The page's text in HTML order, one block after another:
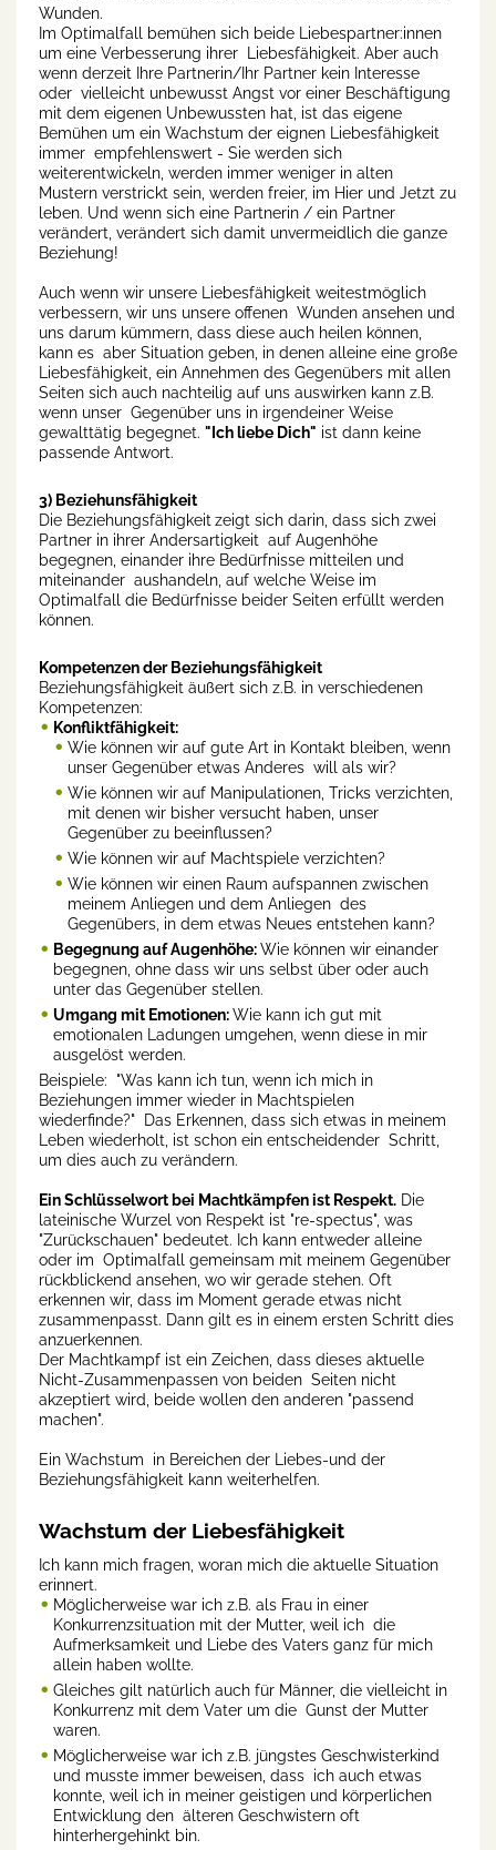
Wunden.
Im Optimalfall bemühen sich beide Liebespartner:innen
um eine Verbesserung ihrer Liebesfähigkeit. Aber auch
wenn derzeit Ihre Partnerin/Ihr Partner kein Interesse
oder vielleicht unbewusst Angst vor einer Beschäftigung
mit dem eigenen Unbewussten hat, ist das eigene
Bemühen um ein Wachstum der eignen Liebesfähigkeit
immer empfehlenswert - Sie werden sich
weiterentwickeln, werden immer weniger in alten
Mustern verstrickt sein, werden freier, im Hier und Jetzt zu
leben. Und wenn sich eine Partnerin / ein Partner
verändert, verändert sich damit unvermeidlich die ganze
Beziehung!
Auch wenn wir unsere Liebesfähigkeit weitestmöglich
verbessern, wir uns unsere offenen Wunden ansehen und
uns darum kümmern, dass diese auch heilen können,
kann es aber Situation geben, in denen alleine eine große
Liebesfähigkeit, ein Annehmen des Gegenübers mit allen
Seiten sich auch nachteilig auf uns auswirken kann z.B.
wenn unser Gegenüber uns in irgendeiner Weise
gewalttätig begegnet. "Ich liebe Dich" ist dann keine
passende Antwort.
3) Beziehunsfähigkeit
Die Beziehungsfähigkeitzeigt sich darin, dass sich zwei
Partner in ihrer Andersartigkeit auf Augenhöhe
begegnen, einander ihre Bedürfnisse mitteilen und
miteinander aushandeln, auf welche Weise im
Optimalfall die Bedürfnisse beider Seiten erfüllt werden
können.
Kompetenzen der Beziehungsfähigkeit
Beziehungsfähigkeit äußert sich z.B. in verschiedenen
Kompetenzen:
Konfliktfähigkeit:
Wie können wir auf gute Art in Kontakt bleiben, wenn
unser Gegenüber etwas Anderes will als wir?
Wie können wir auf Manipulationen, Tricks verzichten,
mit denen wir bisher versucht haben, unser
Gegenüber zu beeinflussen?
Wie können wir auf Machtspiele verzichten?
Wie können wir einen Raum aufspannen zwischen
meinem Anliegen und dem Anliegen des
Gegenübers, in dem etwas Neues entstehen kann?
Begegnung auf Augenhöhe:Wie können wir einander
begegnen, ohne dass wir uns selbst über oder auch
unter das Gegenüber stellen.
Umgang mit Emotionen:Wie kann ich gut mit
emotionalen Ladungen umgehen, wenn diese in mir
ausgelöst werden.
Beispiele: "Was kann ich tun, wenn ich mich in
Beziehungen immer wieder in Machtspielen
wiederfinde?" Das Erkennen, dass sich etwas in meinem
Leben wiederholt, ist schon ein entscheidender Schritt,
um dies auch zu verändern.
Ein Schlüsselwort bei Machtkämpfen ist Respekt. Die
lateinische Wurzel von Respekt ist "re-spectus", was
"Zurückschauen" bedeutet. Ich kann entweder alleine
oder im Optimalfall gemeinsam mit meinem Gegenüber
rückblickend ansehen, wo wir gerade stehen. Oft
erkennen wir, dass im Moment gerade etwas nicht
zusammenpasst. Dann gilt es in einem ersten Schritt dies
anzuerkennen.
Der Machtkampf ist ein Zeichen, dass dieses aktuelle
Nicht-Zusammenpassen von beiden Seiten nicht
akzeptiert wird, beide wollen den anderen "passend
machen".
Ein Wachstum in Bereichen der Liebes-und der
Beziehungsfähigkeit kann weiterhelfen.
Wachstum der Liebesfähigkeit
Ich kann mich fragen, woran mich die aktuelle Situation
erinnert.
Möglicherweise war ich z.B. als Frau in einer
Konkurrenzsituation mit der Mutter, weil ich die
Aufmerksamkeit und Liebe des Vaters ganz für mich
allein haben wollte.
Gleiches gilt natürlich auch für Männer, die vielleicht in
Konkurrenz mit dem Vater um die Gunst der Mutter
waren.
Möglicherweise war ich z.B. jüngstes Geschwisterkind
und musste immer beweisen, dass ich auch etwas
konnte, weil ich in meiner geistigen und körperlichen
Entwicklung den älteren Geschwistern oft
hinterhergehinkt bin.